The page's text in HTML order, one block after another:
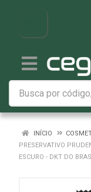
INÍCIO
PRESERVATIVO
ESCURO - DKT DO